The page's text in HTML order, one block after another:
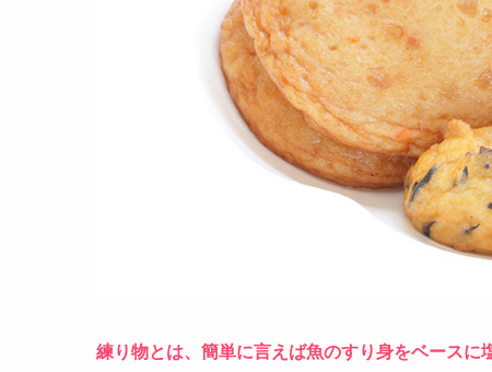
練り物とは、簡単に言えば魚のすり身をベースに